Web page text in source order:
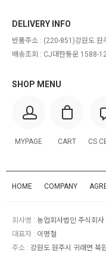
SHOP MENU
MYPAGE CART CS
DELIVERY INFO
반품주소 : (220-851)강원도 원
배송조회 : CJ대한통운 1588-
HOME COMPANY
회사명 : 농업회사법인 주식회사
대표자 : 이명철
주소 : 강원도 원주시 귀래면 북